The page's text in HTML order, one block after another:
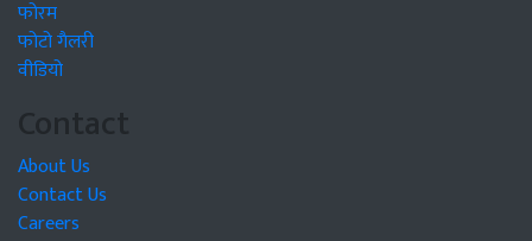
फोरम
फोटो गैलरी
वीडियो
Contact
About Us
Contact Us
Careers